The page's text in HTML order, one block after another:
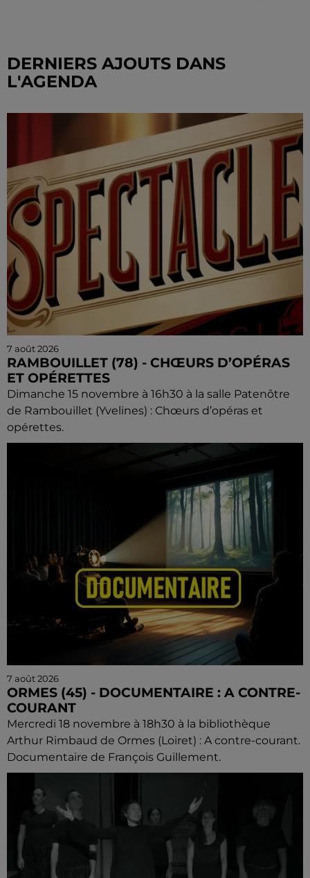
DERNIERS AJOUTS DANS
L'AGENDA
7 août 2026
RAMBOUILLET (78) - CHŒURS D’OPÉRAS
ET OPÉRETTES
Dimanche 15 novembre à 16h30 à la salle Patenôtre
de Rambouillet (Yvelines) : Chœurs d’opéras et
opérettes.
7 août 2026
ORMES (45) - DOCUMENTAIRE : A CONTRE-
COURANT
Mercredi 18 novembre à 18h30 à la bibliothèque
Arthur Rimbaud de Ormes (Loiret) : A contre-courant.
Documentaire de François Guillement.